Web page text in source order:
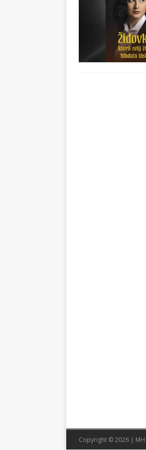
Copyright © 2026 | MH